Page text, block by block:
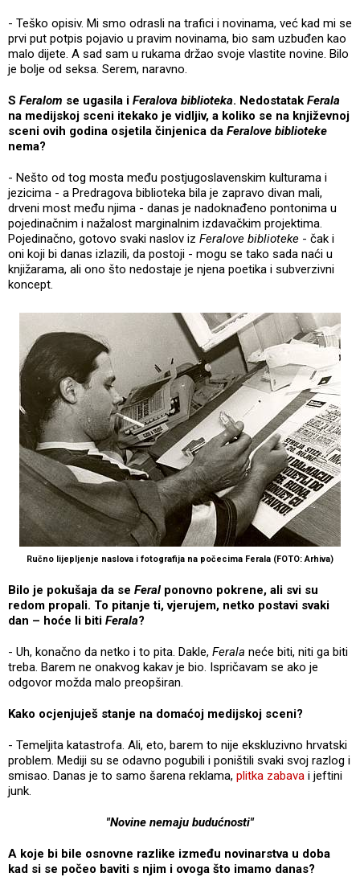
- Teško opisiv. Mi smo odrasli na trafici i novinama, već kad mi se
prvi put potpis pojavio u pravim novinama, bio sam uzbuđen kao
malo dijete. A sad sam u rukama držao svoje vlastite novine. Bilo
je bolje od seksa. Serem, naravno.
S Feralom se ugasila i Feralova biblioteka. Nedostatak Ferala
na medijskoj sceni itekako je vidljiv, a koliko se na književnoj
sceni ovih godina osjetila činjenica da Feralove biblioteke
nema?
- Nešto od tog mosta među postjugoslavenskim kulturama i
jezicima - a Predragova biblioteka bila je zapravo divan mali,
drveni most među njima - danas je nadoknađeno pontonima u
pojedinačnim i nažalost marginalnim izdavačkim projektima.
Pojedinačno, gotovo svaki naslov iz Feralove biblioteke - čak i
oni koji bi danas izlazili, da postoji - mogu se tako sada naći u
knjižarama, ali ono što nedostaje je njena poetika i subverzivni
koncept.
Ručno lijepljenje naslova i fotografija na počecima Ferala (FOTO: Arhiva)
Bilo je pokušaja da se Feral ponovno pokrene, ali svi su
redom propali. To pitanje ti, vjerujem, netko postavi svaki
dan – hoće li biti Ferala?
- Uh, konačno da netko i to pita. Dakle, Ferala neće biti, niti ga biti
treba. Barem ne onakvog kakav je bio. Ispričavam se ako je
odgovor možda malo preopširan.
Kako ocjenjuješ stanje na domaćoj medijskoj sceni?
- Temeljita katastrofa. Ali, eto, barem to nije ekskluzivno hrvatski
problem. Mediji su se odavno pogubili i poništili svaki svoj razlog i
smisao. Danas je to samo šarena reklama, plitka zabava i jeftini
junk.
"Novine nemaju budućnosti"
A koje bi bile osnovne razlike između novinarstva u doba
kad si se počeo baviti s njim i ovoga što imamo danas?